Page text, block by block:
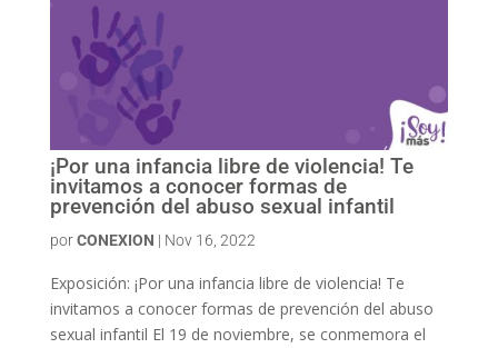
¡Por una infancia libre de violencia! Te
invitamos a conocer formas de
prevención del abuso sexual infantil
porCONEXION | Nov 16, 2022
Exposición: ¡Por una infancia libre de violencia! Te
invitamos a conocer formas de prevención del abuso
sexual infantil El 19 de noviembre, se conmemora el